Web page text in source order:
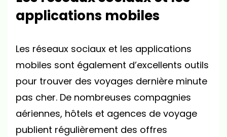
applications mobiles
Les réseaux sociaux et les applications
mobiles sont également d’excellents outils
pour trouver des voyages dernière minute
pas cher. De nombreuses compagnies
aériennes, hôtels et agences de voyage
publient régulièrement des offres